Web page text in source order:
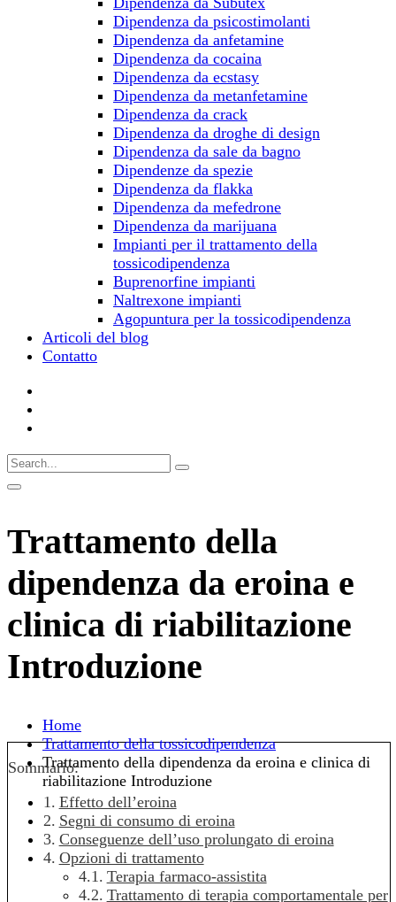
Dipendenza da psicostimolanti
Dipendenza da anfetamine
Dipendenza da cocaina
Dipendenza da ecstasy
Dipendenza da metanfetamine
Dipendenza da crack
Dipendenza da droghe di design
Dipendenza da sale da bagno
Dipendenze da spezie
Dipendenza da flakka
Dipendenza da mefedrone
Dipendenza da marijuana
Impianti per il trattamento della
tossicodipendenza
Buprenorfine impianti
Naltrexone impianti
Agopuntura per la tossicodipendenza
Articoli del blog
Contatto
Trattamento della
dipendenza da eroina e
clinica di riabilitazione
Introduzione
Home
Trattamento della tossicodipendenza
Trattamento della dipendenza da eroina e clinica di
riabilitazione Introduzione
Sommario:
Effetto dell’eroina
Segni di consumo di eroina
Conseguenze dell’uso prolungato di eroina
Opzioni di trattamento
Terapia farmaco-assistita
Trattamento di terapia comportamentale per